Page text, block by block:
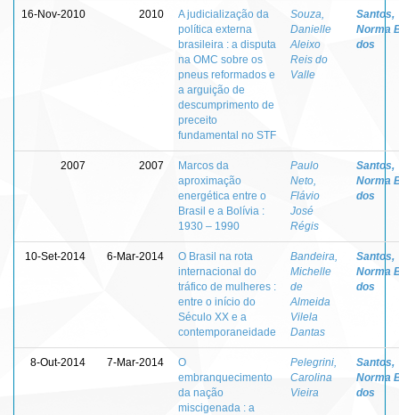
16-Nov-2010 2010
A judicialização da
política externa
brasileira : a disputa
na OMC sobre os
pneus reformados e
a arguição de
descumprimento de
preceito
fundamental no STF
Souza,
Danielle
Aleixo
Reis do
Valle
Santos,
Norma
dos
2007 2007
Marcos da
aproximação
energética entre o
Brasil e a Bolívia :
1930 – 1990
Paulo
Neto,
Flávio
José
Régis
Santos,
Norma
dos
10-Set-2014 6-Mar-2014
O Brasil na rota
internacional do
tráfico de mulheres :
entre o início do
Século XX e a
contemporaneidade
Bandeira,
Michelle
de
Almeida
Vilela
Dantas
Santos,
Norma
dos
8-Out-2014 7-Mar-2014
O
embranquecimento
da nação
miscigenada : a
Pelegrini,
Carolina
Vieira
Santos,
Norma
dos